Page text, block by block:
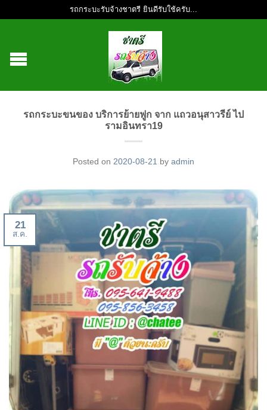
รถกระบะรับจ้างชาตรี ยินดีรับใช้ครับ...
รถกระบะขนของ บริการย้ายฟูก จาก แถวอนุสาวรีย์ ไป
รามอินทรา19
Posted on 2020-08-21 by admin
21
ส.ค.